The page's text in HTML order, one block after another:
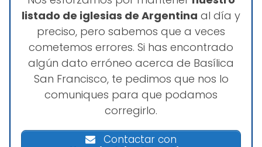
listado de iglesias de Argentina al día y
preciso, pero sabemos que a veces
cometemos errores. Si has encontrado
algún dato erróneo acerca de Basílica
San Francisco, te pedimos que nos lo
comuniques para que podamos
corregirlo.
Contactar con